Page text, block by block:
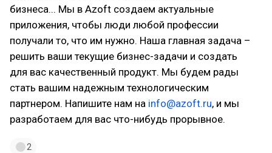
бизнеса... Мы в Azoft создаем актуальные
приложения, чтобы люди любой профессии
получали то, что им нужно. Наша главная задача –
решить ваши текущие бизнес-задачи и создать
для вас качественный продукт. Мы будем рады
стать вашим надежным технологическим
партнером. Напишите нам на info@azoft.ru, и мы
разработаем для вас что-нибудь прорывное.
2